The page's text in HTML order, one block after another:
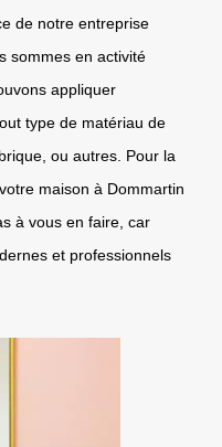
de notre entreprise
sommes en activité
appliquer
type de matériau de
ou autres. Pour la
maison à Dommartin
à vous en faire, car
et professionnels